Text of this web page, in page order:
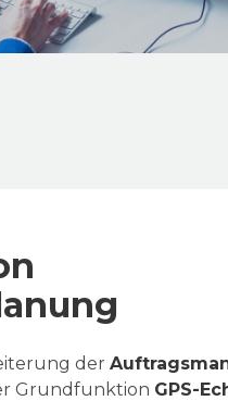
der
Grundfunktion GPS-